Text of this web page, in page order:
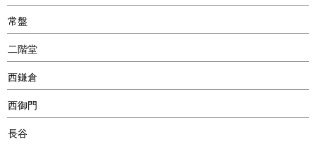
常盤
二階堂
西鎌倉
西御門
長谷